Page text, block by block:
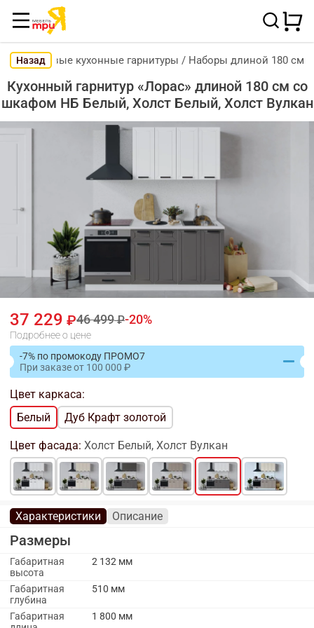
НазадГотовые кухонные гарнитуры / Наборы длиной 180 см
Кухонный гарнитур «Лорас» длиной 180 см со
шкафом НБ Белый, Холст Белый, Холст Вулкан
37 229 46 499 20
Подробнее о цене
-7% по промокоду ПРОМО7
При заказеот 100 000
Цвет каркаса:
Белый
Дуб Крафт золотой
Цвет фасада: Холст Белый, Холст Вулкан
Характеристики Описание
Размеры
Габаритная
высота
2 132 мм
Габаритная
глубина
510 мм
Габаритная
1 800 мм